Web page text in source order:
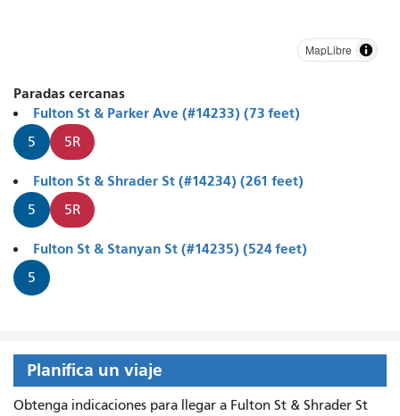
MapLibre
Paradas cercanas
Fulton St & Parker Ave (#14233) (73 feet)
5 5R
Fulton St & Shrader St (#14234) (261 feet)
5 5R
Fulton St & Stanyan St (#14235) (524 feet)
5
Planifica un viaje
Obtenga indicaciones para llegar a Fulton St & Shrader St